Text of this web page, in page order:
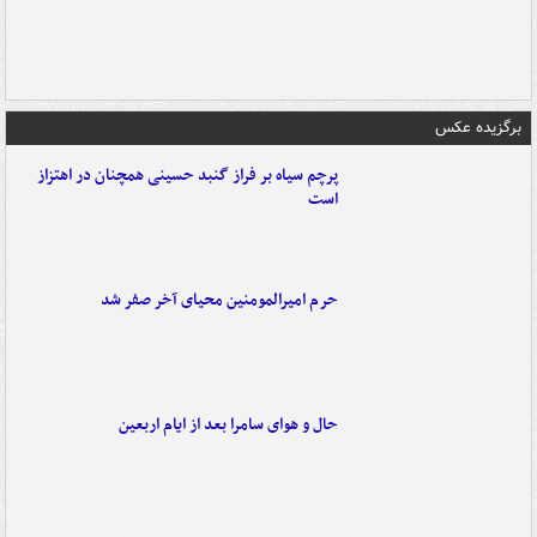
برگزیده عکس
پرچم سیاه بر فراز گنبد حسینی همچنان در اهتزاز
است
حرم امیرالمومنین محیای آخر صفر شد
حال و هوای سامرا بعد از ایام اربعین